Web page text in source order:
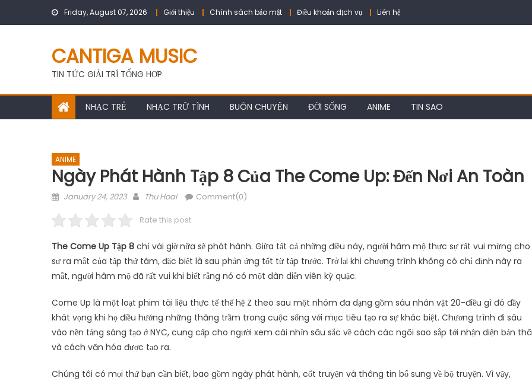
Friday, August 07, 2026 Giới thiệu Chính sách bảo mật Điều khoản dịch vụ Liên hệ
CANTIGA MUSIC
TIN TỨC GIẢI TRÍ TỔNG HỢP
NHẠC TRẺ NHẠC TRỮ TÌNH BUÔN CHUYỆN ĐỜI SỐNG ANIME TIN SAO
ANIME
Ngày Phát Hành Tập 8 Của The Come Up: Đến Nơi An Toàn
Posted
January 24, 2023 Author
Thu Hoai Comment(0)
Rate this post
The Come Up Tập 8 chỉ vài giờ nữa sẽ phát hành. Giữa tất cả những điều này, người hâm mộ thực sự rất vui mừng cho
sự ra mắt của tập thứ tám, đặc biệt là sau phản ứng tốt từ tập trước. Trở lại khi chương trình không có chỉ định này ra
mắt, người hâm mộ đã rất vui khi biết rằng nó có một dàn diễn viên kỳ quặc.
Come Up là một loạt phim tài liệu thực tế thế hệ Z theo sau một nhóm đa dạng gồm sáu nhân vật 20-điều gì đó đầy
khát vọng khi họ điều hướng những thăng trầm trong cuộc sống với mục tiêu tạo ra sự khác biệt. Chương trình đi sâu
vào nền tảng sáng tạo ở NYC, cung cấp cho người xem cái nhìn sâu sắc về cách các ngôi sao sắp tới nhận diện bản
và cách văn hóa được tạo ra.
Chúng tôi có mọi thứ bạn cần biết, bao gồm ngày phát hành, cốt truyện và thông tin bổ sung về bộ truyện. Vì vậy,